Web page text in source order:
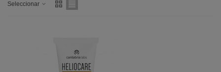
Seleccionar